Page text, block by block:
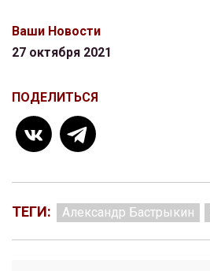
Ваши Новости
27 октября 2021
ПОДЕЛИТЬСЯ
ТЕГИ: Александр Бастрыкин